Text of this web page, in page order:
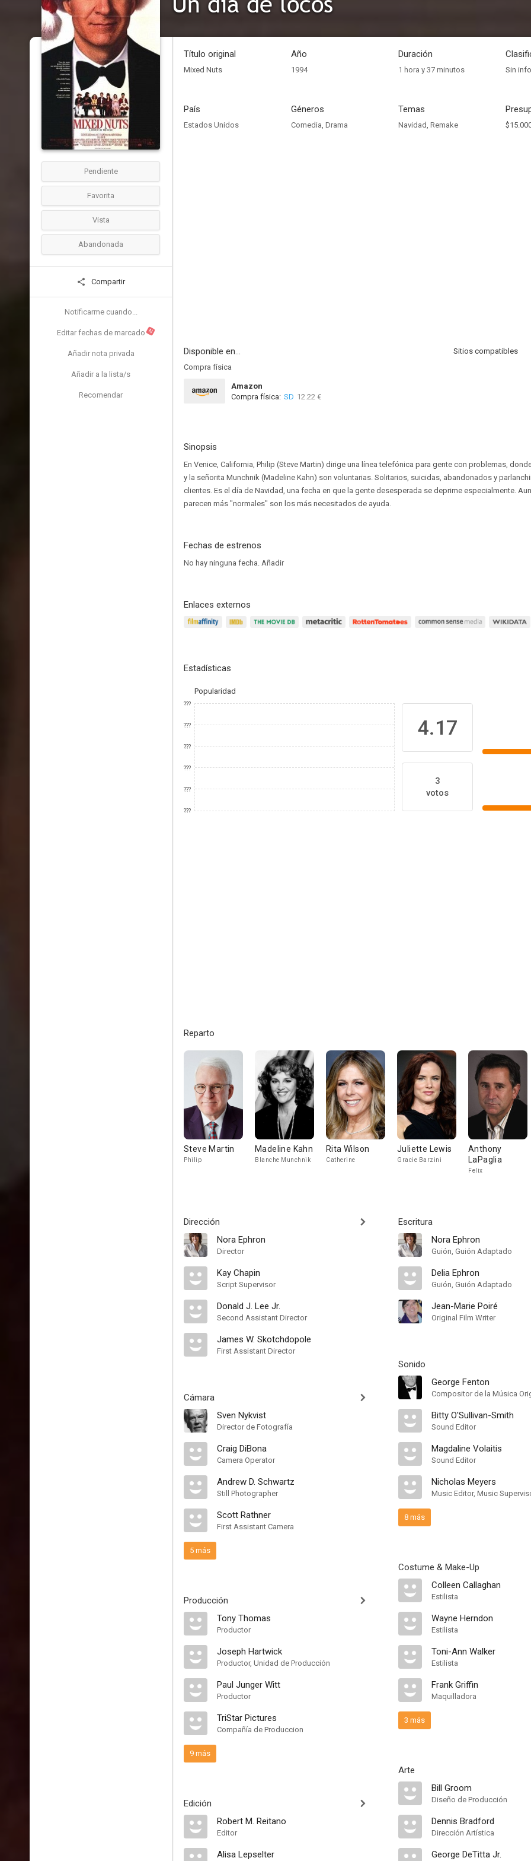
Pendiente
Favorita
Vista
Abandonada
Compartir
Notificarme cuando...
Editar fechas de marcado N
Añadir nota privada
Añadir a la lista/s
Recomendar
Título original
Mixed Nuts
Año
1994
Duración
1 hora y 37 minutos Sin
País
Estados Unidos
Géneros
Comedia, Drama
Temas
Navidad, Remake
Disponible en...
Sitios compatibles
Compra física
Amazon
Compra física: SD 12.22 €
Sinopsis
En Venice, California, Philip (Steve Martin) dirige una línea telefónica para gente con problemas,
y la señorita Munchnik (Madeline Kahn) son voluntarias. Solitarios, suicidas, abandonados y
clientes. Es el día de Navidad, una fecha en que la gente desesperada se deprime especialmente.
parecen más "normales" son los más necesitados de ayuda.
Fechas de estrenos
No hay ninguna fecha. Añadir
Enlaces externos
Estadísticas
Popularidad
???
???
???
???
???
???
4.17
3
votos
Reparto
Steve Martin
Philip
Madeline Kahn
Blanche Munchnik
Rita Wilson
Catherine
Juliette Lewis
Gracie Barzini
Anthony
LaPaglia
Felix
Dirección
Nora Ephron
Director
Kay Chapin
Script Supervisor
Donald J. Lee Jr.
Second Assistant Director
James W. Skotchdopole
First Assistant Director
Cámara
Sven Nykvist
Director de Fotografía
Craig DiBona
Camera Operator
Andrew D. Schwartz
Still Photographer
Scott Rathner
First Assistant Camera
5 más
Producción
Tony Thomas
Productor
Joseph Hartwick
Productor, Unidad de Producción
Paul Junger Witt
Productor
TriStar Pictures
Compañía de Produccion
9 más
Edición
Robert M. Reitano
Editor
Alisa Lepselter
Escritura
Nora Ephron
Guión, Guión Adaptado
Delia Ephron
Guión, Guión Adaptado
Jean-Marie Poiré
Original Film Writer
Sonido
George Fenton
Compositor de la Música
Bitty O'Sullivan-Smith
Sound Editor
Magdaline Volaitis
Sound Editor
Nicholas Meyers
Music Editor, Music
8 más
Costume & Make-Up
Colleen Callaghan
Estilista
Wayne Herndon
Estilista
Toni-Ann Walker
Estilista
Frank Griffin
Maquilladora
3 más
Arte
Bill Groom
Diseño de Producción
Dennis Bradford
Dirección Artística
George DeTitta Jr.